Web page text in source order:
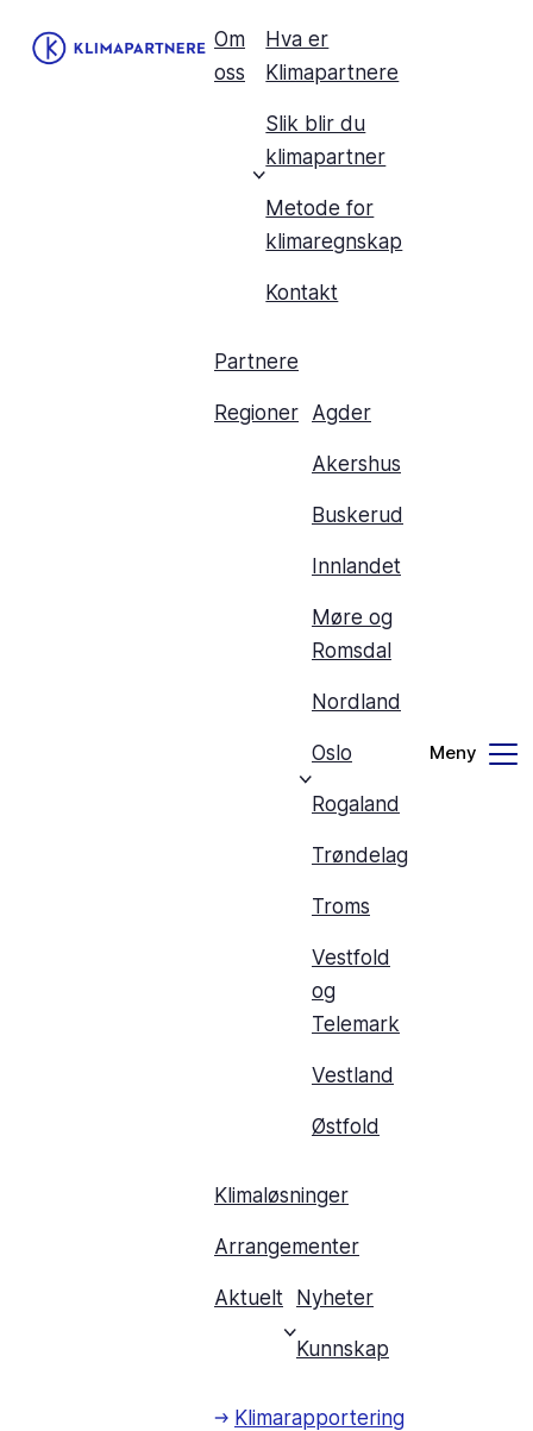
Om
oss
Hva er
Klimapartnere
Slik blir du
klimapartner
Metode for
klimaregnskap
Kontakt
Partnere
Regioner Agder
Akershus
Buskerud
Innlandet
Møre og
Romsdal
Nordland
Oslo
Rogaland
Trøndelag
Troms
Vestfold
og
Telemark
Vestland
Østfold
Klimaløsninger
Arrangementer
Aktuelt Nyheter
Kunnskap
Klimarapportering